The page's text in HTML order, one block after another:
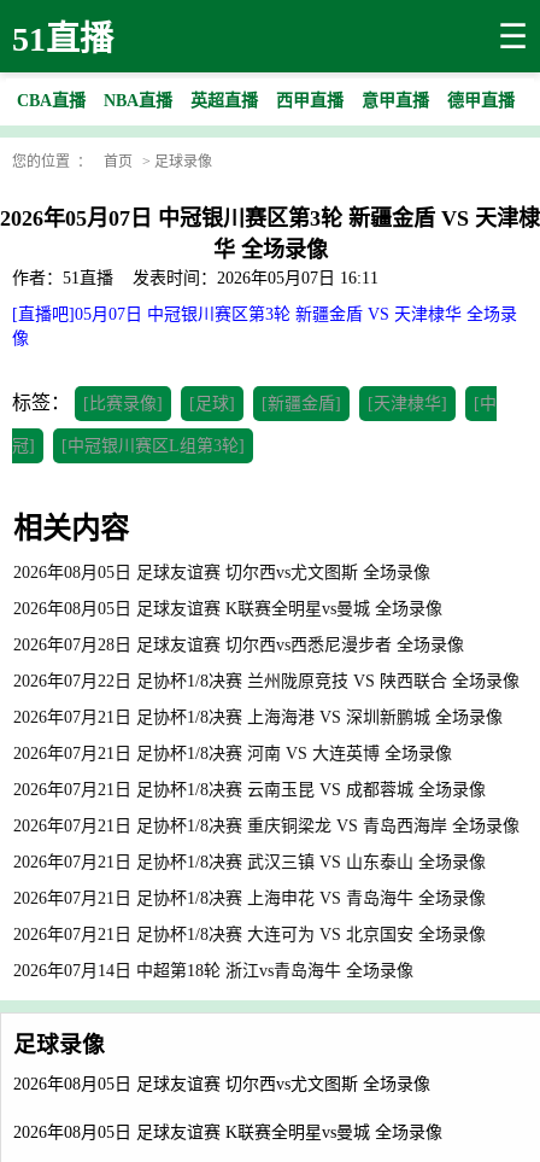
51直播 ☰
CBA直播 NBA直播 英超直播 西甲直播 意甲直播 德甲直播
您的位置 ： 首页 > 足球录像
2026年05月07日 中冠银川赛区第3轮 新疆金盾 VS 天津棣
华 全场录像
作者：51直播
发表时间：2026年05月07日 16:11
[直播吧]05月07日 中冠银川赛区第3轮 新疆金盾 VS 天津棣华 全场录
像
标签： [比赛录像] [足球] [新疆金盾] [天津棣华] [中
冠] [中冠银川赛区L组第3轮]
相关内容
2026年08月05日 足球友谊赛 切尔西vs尤文图斯 全场录像
2026年08月05日 足球友谊赛 K联赛全明星vs曼城 全场录像
2026年07月28日 足球友谊赛 切尔西vs西悉尼漫步者 全场录像
2026年07月22日 足协杯1/8决赛 兰州陇原竞技 VS 陕西联合 全场录像
2026年07月21日 足协杯1/8决赛 上海海港 VS 深圳新鹏城 全场录像
2026年07月21日 足协杯1/8决赛 河南 VS 大连英博 全场录像
2026年07月21日 足协杯1/8决赛 云南玉昆 VS 成都蓉城 全场录像
2026年07月21日 足协杯1/8决赛 重庆铜梁龙 VS 青岛西海岸 全场录像
2026年07月21日 足协杯1/8决赛 武汉三镇 VS 山东泰山 全场录像
2026年07月21日 足协杯1/8决赛 上海申花 VS 青岛海牛 全场录像
2026年07月21日 足协杯1/8决赛 大连可为 VS 北京国安 全场录像
2026年07月14日 中超第18轮 浙江vs青岛海牛 全场录像
足球录像
2026年08月05日 足球友谊赛 切尔西vs尤文图斯 全场录像
2026年08月05日 足球友谊赛 K联赛全明星vs曼城 全场录像